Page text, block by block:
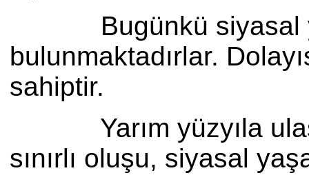
Bugünkü siyasal
bulunmaktadırlar.
sahiptir.
Yarım yüzyıla
sınırlı oluşu, siyasal